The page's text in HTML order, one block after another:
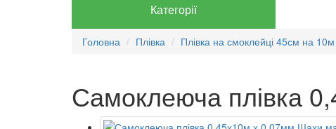
Категорії
Головна Плівка Плівка на смоклейці 45см на 10м
Самоклеюча плівка